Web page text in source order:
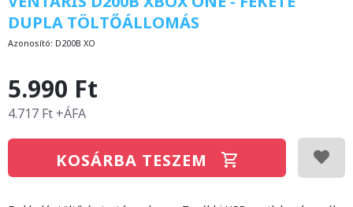
DUPLA TÖLTŐÁLLOMÁS
Azonosító: D200B XO
5.990 Ft
4.717 Ft +ÁFA
KOSÁRBA TESZEM